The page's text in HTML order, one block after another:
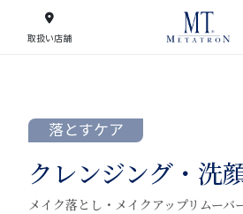
取扱い店舗
落とすケア
クレンジング・洗
メイク落とし・メイクアップリムーバ